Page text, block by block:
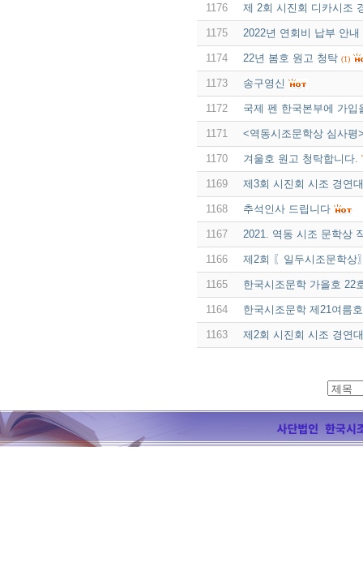
1176 제 2회 시진회 디카시조
1175 2022년 연회비 납부 안내
1174 22년 봄호 원고 청탁 (1)
1173 송구영신
1172 국제 펜 한국본부에 가입
1171 <역동시조문학상 심사평
1170 겨울호 원고 청탁합니다.
1169 제3회 시진회 시조 경연
1168 추석인사 드립니다
1167 2021. 역동 시조 문학상
1166 제2회 〖일두시조문학상
1165 한국시조문학 가을호 22
1164 한국시조문학 제21여름
1163 제2회 시진회 시조 경연